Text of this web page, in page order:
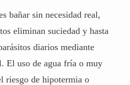
bañar sin necesidad real,
eliminan suciedad y hasta
diarios mediante
El uso de agua fría o muy
riesgo de hipotermia o